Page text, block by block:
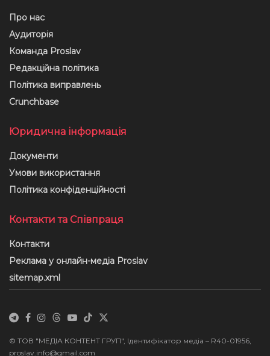
Про нас
Аудиторія
Команда Proslav
Редакційна політика
Політика виправлень
Crunchbase
Юридична інформація
Документи
Умови використання
Політика конфіденційності
Контакти та Співпраця
Контакти
Реклама у онлайн-медіа Proslav
sitemap.xml
© ТОВ "МЕДІА КОНТЕНТ ГРУП", Ідентифікатор медіа – R40-01956,
proslav.info@gmail.com